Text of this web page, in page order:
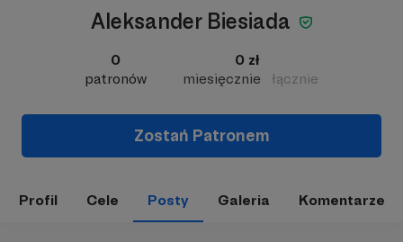
Aleksander Biesiada
0
patronów
0 zł
miesięcznie
łącznie
Zostań Patronem
Profil Cele Posty Galeria Komentarze